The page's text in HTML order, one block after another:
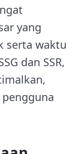
yang
serta waktu
dan SSR,